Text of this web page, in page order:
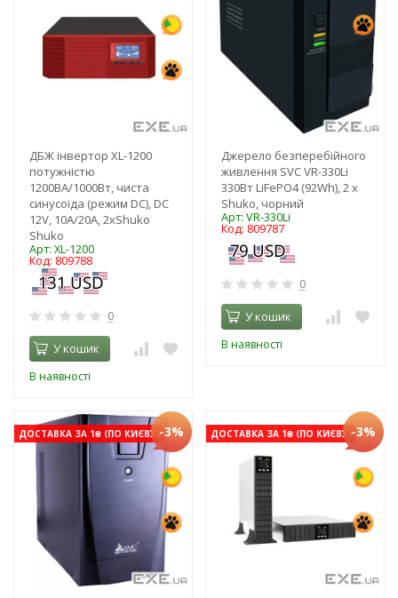
ДБЖ інвертор XL-1200
потужністю
1200ВА/1000Вт, чиста
синусоїда (режим DC), DC
12V, 10A/20A, 2хShuko
Shuko
Арт: XL-1200
Код: 809788
0
У кошик
В наявності
Джерело безперебійного
живлення SVC VR-330Li
330Вт LiFePO4 (92Wh), 2 x
Shuko, чорний
Арт: VR-330Li
Код: 809787
0
У кошик
В наявності
ДОСТАВКА ЗА 1₴ (ПО КИЄВУ)-3% ДОСТАВКА ЗА 1₴ (ПО КИЄВУ)-3%